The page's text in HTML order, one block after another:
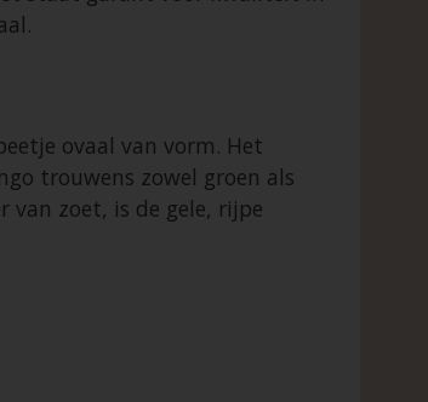
ovaal van vorm. Het
trouwens zowel groen als
van zoet, is de gele, rijpe